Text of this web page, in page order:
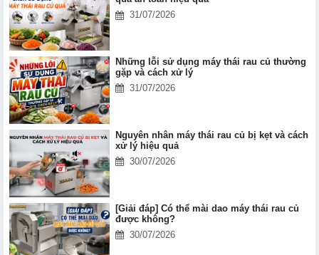
31/07/2026
Những lỗi sử dụng máy thái rau củ thường
gặp và cách xử lý
31/07/2026
Nguyên nhân máy thái rau củ bị kẹt và cách
xử lý hiệu quả
30/07/2026
[Giải đáp] Có thể mài dao máy thái rau củ
được không?
30/07/2026